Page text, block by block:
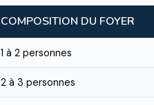
COMPOSITION DU FOYER
1 à 2 personnes
2 à 3 personnes